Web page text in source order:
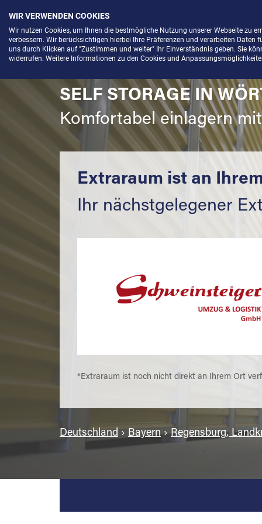
Menü
SELF STORAGE IN
Komfortabel einlagern
Extraraum ist an
Ihr nächstgelegener
*Extraraum ist noch nicht direkt an Ihrem Ort
Deutschland › Bayern›Regensburg,
WIR VERWENDEN COOKIES
Wir nutzen Cookies, um Ihnen die bestmögliche Nutzung unserer Webseite zu
verbessern. Wir berücksichtigen hierbei Ihre Präferenzen und verarbeiten
uns durch Klicken auf "Zustimmen und weiter" Ihr Einverständnis geben. Sie
widerrufen. Weitere Informationen zu den Cookies und